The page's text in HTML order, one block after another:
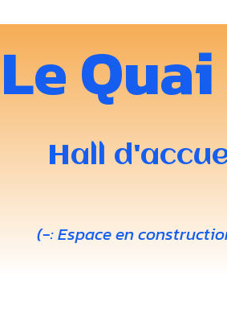
Le
Hall
(-: Espace en